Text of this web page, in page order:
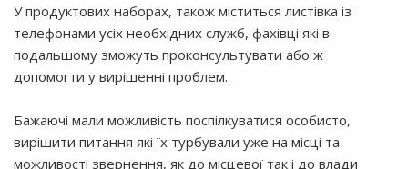
У продуктових наборах, також міститься листівка із
телефонами усіх необхідних служб, фахівці які в
подальшому зможуть проконсультувати або ж
допомогти у вирішенні проблем.
Бажаючі мали можливість поспілкуватися особисто,
вирішити питання які їх турбували уже на місці та
можливості звернення, як до місцевої так і до влади